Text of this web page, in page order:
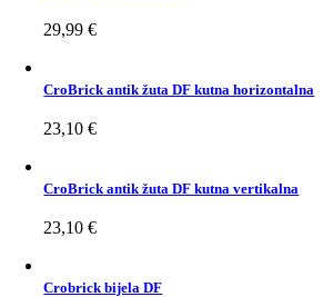
29,99€
CroBrick antik žuta DF kutna horizontalna
23,10€
CroBrick antik žuta DF kutna vertikalna
23,10€
Crobrick bijela DF